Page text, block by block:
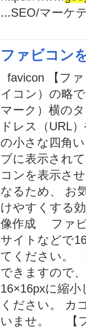
...SEO/マーケ
ファビコン
favicon 【フ
イコン）の略
マーク）横の
ドレス（URL
の小さな四角
ブに表示され
コンを表示さ
なるため、 お
けやすくする
像作成 ファビ
サイトなどで
てください。
できますので
16×16pxに縮
ください。 カ
いませ。 【フ